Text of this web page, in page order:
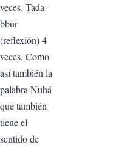
veces. Tada­
bbur
(reflexión) 4
veces. Como
así también la
palabra Nuhá
que también
tiene el
sentido de